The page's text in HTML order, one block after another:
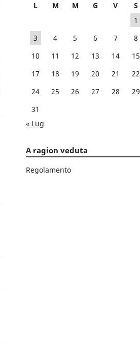
L M M G V S
1
3
4 5 6 7 8
10
11 12 13 14 15
17
18 19 20 21 22
24
25 26 27 28 29
31
« Lug
A ragion veduta
Regolamento